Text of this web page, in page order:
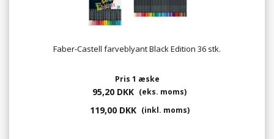
Faber-Castell farveblyant Black Edition 36 stk.
Pris 1 æske
95,20 DKK (eks. moms)
119,00 DKK (inkl. moms)